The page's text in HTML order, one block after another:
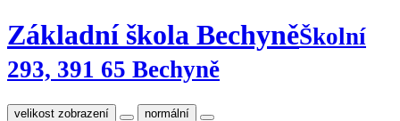
Základní škola BechyněŠkolní
293, 391 65 Bechyně
velikost zobrazení normální